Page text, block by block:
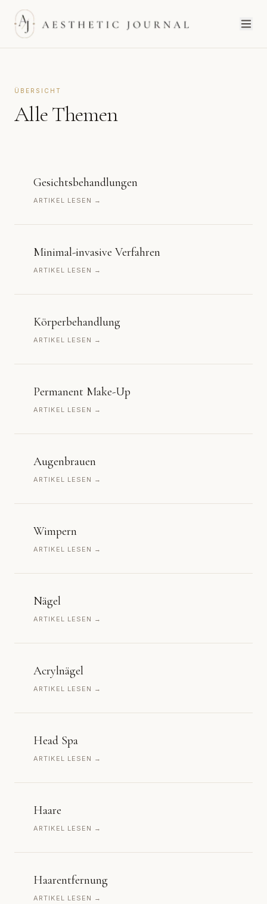
ÜBERSICHT
Alle Themen
Gesichtsbehandlungen
ARTIKEL LESEN →
Minimal-invasive Verfahren
ARTIKEL LESEN →
Körperbehandlung
ARTIKEL LESEN →
Permanent Make-Up
ARTIKEL LESEN →
Augenbrauen
ARTIKEL LESEN →
Wimpern
ARTIKEL LESEN →
Nägel
ARTIKEL LESEN →
Acrylnägel
ARTIKEL LESEN →
Head Spa
ARTIKEL LESEN →
Haare
ARTIKEL LESEN →
Haarentfernung
ARTIKEL LESEN →